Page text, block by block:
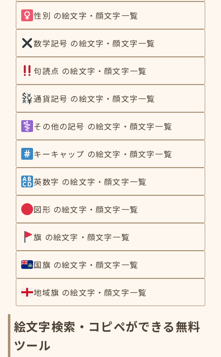
性別 の絵文字・顔文字一覧
数学記号 の絵文字・顔文字一覧
句読点 の絵文字・顔文字一覧
通貨記号 の絵文字・顔文字一覧
その他の記号 の絵文字・顔文字一覧
キーキャップ の絵文字・顔文字一覧
英数字 の絵文字・顔文字一覧
図形 の絵文字・顔文字一覧
旗 の絵文字・顔文字一覧
国旗 の絵文字・顔文字一覧
地域旗 の絵文字・顔文字一覧
絵文字検索・コピペができる無料
ツール